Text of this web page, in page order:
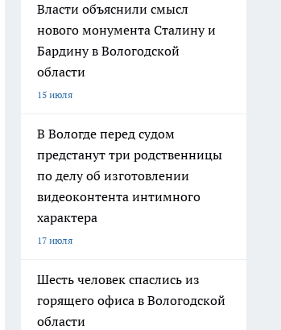
Власти объяснили смысл
нового монумента Сталину и
Бардину в Вологодской
области
15 июля
В Вологде перед судом
предстанут три родственницы
по делу об изготовлении
видеоконтента интимного
характера
17 июля
Шесть человек спаслись из
горящего офиса в Вологодской
области